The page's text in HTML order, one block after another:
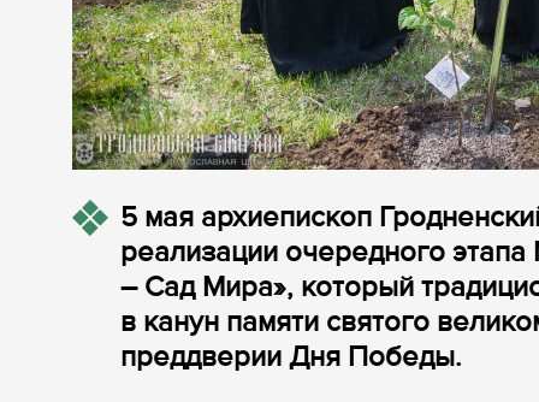
5 мая архиепископ
реализации очередного
– Сад Мира», который
в канун памяти святого
преддверии Дня Победы.